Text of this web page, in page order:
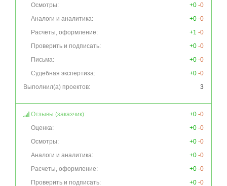
Осмотры:
+0 -0
Аналоги и аналитика:
+0 -0
Расчеты, оформление:
+1 -0
Проверить и подписать:
+0 -0
Письма:
+0 -0
Судебная экспертиза:
+0 -0
Выполнил(а) проектов:
3
Отзывы (заказчик): +0 -0
Оценка:
+0 -0
Осмотры:
+0 -0
Аналоги и аналитика:
+0 -0
Расчеты, оформление:
+0 -0
Проверить и подписать:
+0 -0